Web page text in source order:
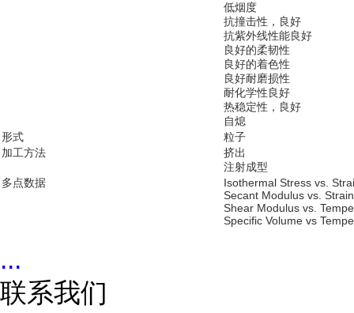
低烟度
抗撞击性，良好
抗紫外线性能良好
良好的柔韧性
良好的着色性
良好耐磨损性
耐化学性良好
热稳定性，良好
自熄
形式
粒子
加工方法
挤出
注射成型
多点数据
Isothermal Stress vs.
Secant Modulus vs.
Shear Modulus vs.
Specific Volume vs
...
联系我们